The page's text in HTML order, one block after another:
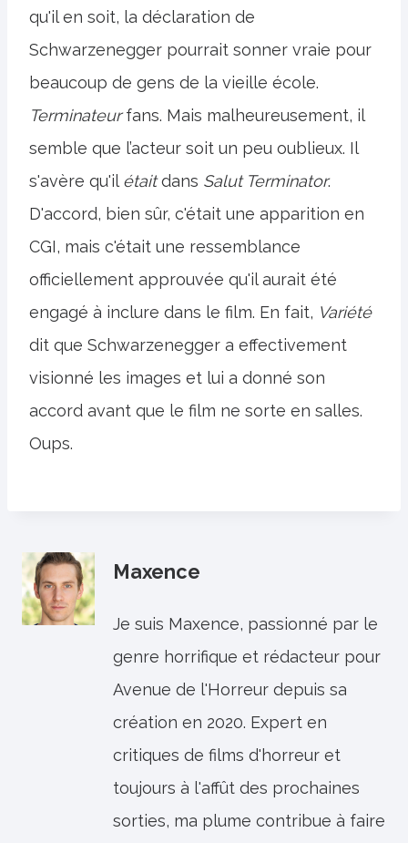
qu'il en soit, la déclaration de
Schwarzenegger pourrait sonner vraie pour
beaucoup de gens de la vieille école.
Terminateurfans. Mais malheureusement, il
semble que l’acteur soit un peu oublieux. Il
s'avère qu'ilétaitdans Salut Terminator.
D'accord, bien sûr, c'était une apparition en
CGI, mais c'était une ressemblance
officiellement approuvée qu'il aurait été
engagé à inclure dans le film. En fait, Variété
dit que Schwarzenegger a effectivement
visionné les images et lui a donné son
accord avant que le film ne sorte en salles.
Oups.
Maxence
Je suis Maxence, passionné par le
genre horrifique et rédacteur pour
Avenue de l'Horreur depuis sa
création en 2020. Expert en
critiques de films d'horreur et
toujours à l'affût des prochaines
sorties, ma plume contribue à faire